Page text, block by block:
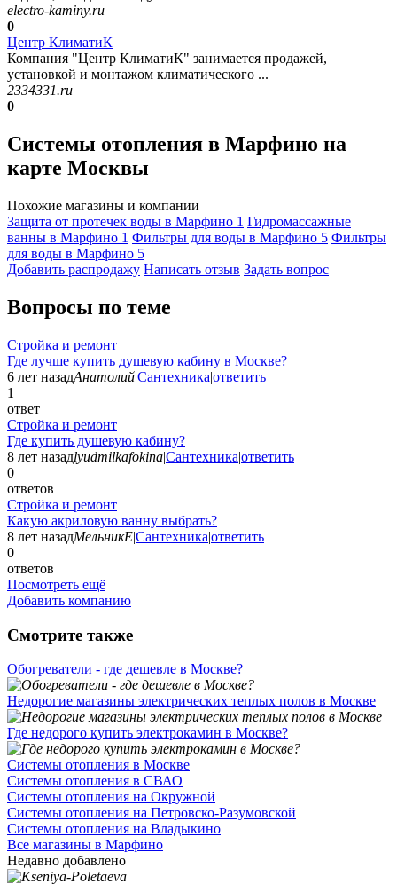
electro-kaminy.ru
0
Центр КлиматиК
Компания "Центр КлиматиК" занимается продажей,
установкой и монтажом климатического ...
2334331.ru
0
Системы отопления в Марфино на
карте Москвы
Похожие магазины и компании
Защита от протечек воды в Марфино 1 Гидромассажные
ванны в Марфино 1 Фильтры для воды в Марфино 5 Фильтры
для воды в Марфино 5
Добавить раcпродажу Написать отзыв Задать вопрос
Вопросы по теме
Стройка и ремонт
Где лучше купить душевую кабину в Москве?
6 лет назадАнатолий|Сантехника|ответить
1
ответ
Стройка и ремонт
Где купить душевую кабину?
8 лет назадlyudmilkafokina|Сантехника|ответить
0
ответов
Стройка и ремонт
Какую акриловую ванну выбрать?
8 лет назадМельникЕ|Сантехника|ответить
0
ответов
Посмотреть ещё
Добавить компанию
Смотрите также
Обогреватели - где дешевле в Москве?
Недорогие магазины электрических теплых полов в Москве
Где недорого купить электрокамин в Москве?
Системы отопления в Москве
Системы отопления в СВАО
Системы отопления на Окружной
Системы отопления на Петровско-Разумовской
Системы отопления на Владыкино
Все магазины в Марфино
Недавно добавлено